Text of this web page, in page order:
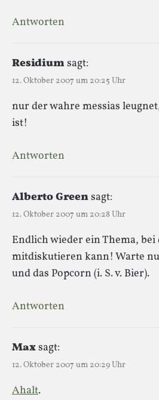
Antworten
Residiumsagt:
12. Oktober 2007 um 20:25 Uhr
nur der wahre messias
ist!
Antworten
Alberto Greensagt:
12. Oktober 2007 um 20:28 Uhr
Endlich wieder ein Thema, bei
mitdiskutieren kann! Warte
und das Popcorn (i. S. v. Bier).
Antworten
Maxsagt:
12. Oktober 2007 um 20:29 Uhr
Ahalt.